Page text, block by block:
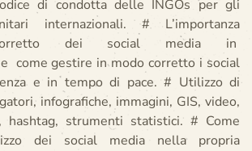
di condotta delle INGOs per gli
internazionali. # L’importanza
corretto dei social media in
come gestire in modo corretto i social
e in tempo di pace. # Utilizzo di
infografiche, immagini, GIS, video,
strumenti statistici. # Come
dei social media nella propria